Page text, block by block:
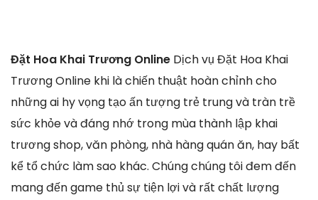
Đặt Hoa Khai Trương Online Dịch vụ Đặt Hoa Khai
Trương Online khi là chiến thuật hoàn chỉnh cho
những ai hy vọng tạo ấn tượng trẻ trung và tràn trề
sức khỏe và đáng nhớ trong mùa thành lập khai
trương shop, văn phòng, nhà hàng quán ăn, hay bất
kể tổ chức làm sao khác. Chúng chúng tôi đem đến
mang đến game thủ sự tiện lợi và rất chất lượng